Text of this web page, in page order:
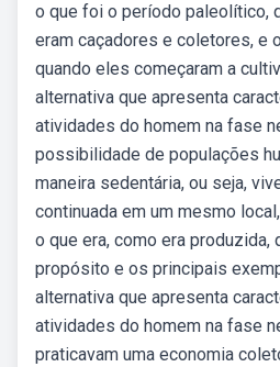
o que foi o período paleolítico,
eram caçadores e coletores, e
quando eles começaram a
alternativa que apresenta
atividades do homem na fase
possibilidade de populações
maneira sedentária, ou seja,
continuada em um mesmo
o que era, como era produzida,
propósito e os principais
alternativa que apresenta
atividades do homem na fase
praticavam uma economia